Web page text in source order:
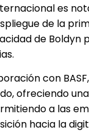
es
de la
de
con
ofreciendo
a las
hacia la